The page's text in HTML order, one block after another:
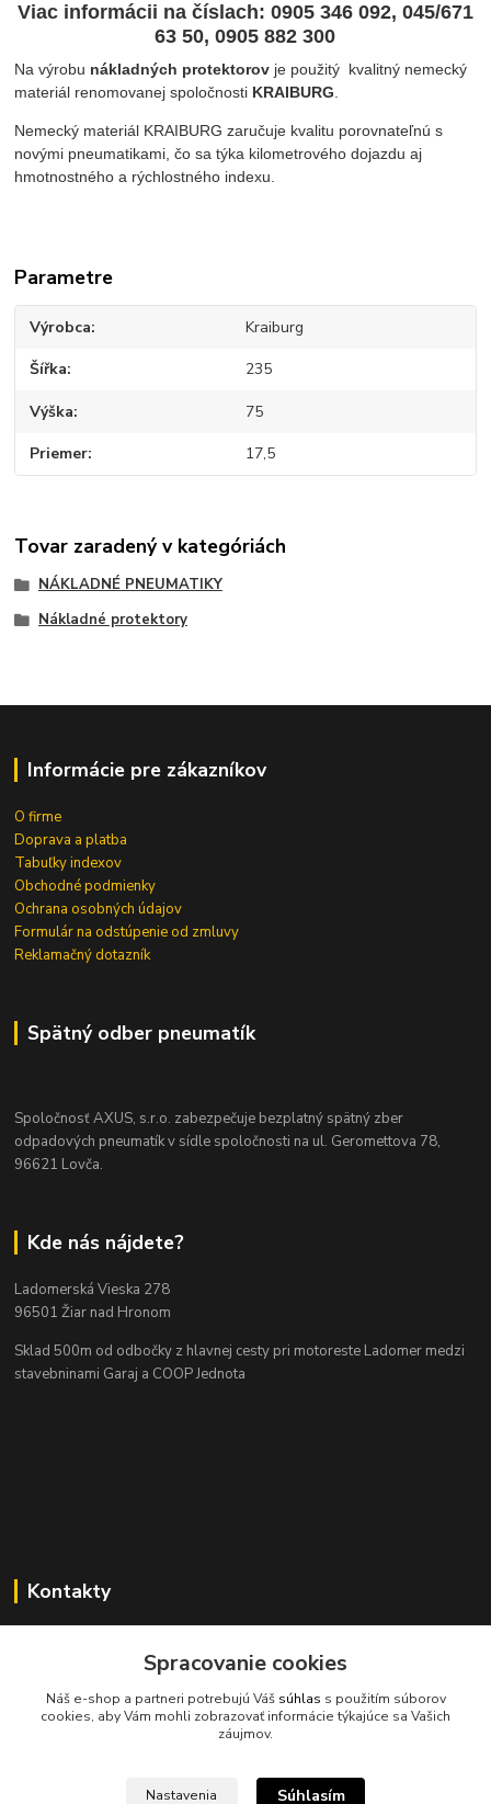
Viac informácii na číslach: 0905 346 092, 045/671
63 50, 0905 882 300
Na výrobu nákladných protektorov je použitý kvalitný nemecký
materiál renomovanej spoločnosti KRAIBURG
Nemecký materiál KRAIBURG zaručuje kvalitu porovnateľnú s
novými pneumatikami, čo sa týka kilometrového dojazdu aj
hmotnostného a rýchlostného indexu.
Parametre
Výrobca Kraiburg
Šířka 235
Výška 75
Priemer 17,5
Tovar zaradený v kategóriách
NÁKLADNÉ PNEUMATIKY
Nákladné protektory
Informácie pre zákazníkov
O firme
Doprava a platba
Tabuľky indexov
Obchodné podmienky
Ochrana osobných údajov
Formulár na odstúpenie od zmluvy
Reklamačný dotazník
Spätný odber pneumatík
Spoločnosť AXUS, s.r.o. zabezpečuje bezplatný spätný zber
odpadových pneumatík v sídle spoločnosti na ul. Geromettova 78,
96621 Lovča.
Kde nás nájdete?
Ladomerská Vieska 278
96501 Žiar nad Hronom
Sklad 500m od odbočky z hlavnej cesty pri motoreste Ladomer medzi
stavebninami Garaj a COOP Jednota
Kontakty
045/671 63 50
axuspneu@gmail.com
Spracovanie cookies
Náš e-shop a partneri potrebujú Váš súhlas s použitím súborov
cookies, aby Vám mohli zobrazovať informácie týkajúce sa Vašich
záujmov.
Nastavenia Súhlasím